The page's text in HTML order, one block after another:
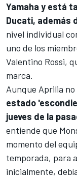
Yamaha y está
Ducati, además
nivel individual
uno de los
Valentino Rossi,
marca.
Aunque Aprilia
estado
jueves de la
entiende que
momento del
temporada, para
inicialmente,